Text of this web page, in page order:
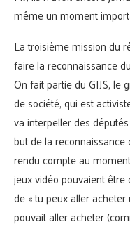
même un moment
La troisième mission du
faire la reconnaissance
On fait partie du GIJS, le
de société, qui est
va interpeller des
but de la reconnaissance
rendu compte au
jeux vidéo pouvaient
de « tu peux aller
pouvait aller acheter